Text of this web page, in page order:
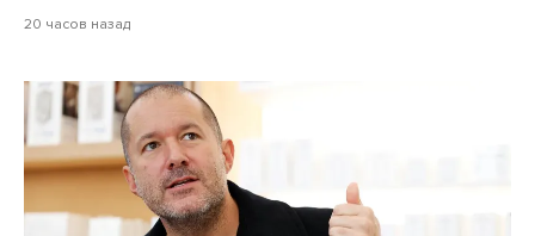
20 часов назад